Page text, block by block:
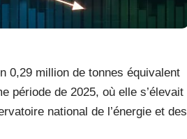
0,29 million de tonnes équivalent
période de 2025, où elle s’élevait
national de l’énergie et des